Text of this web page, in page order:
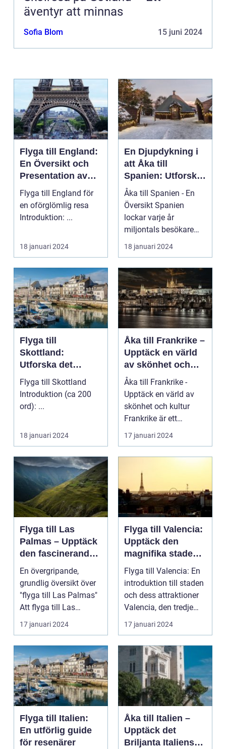
äventyr att minnas
Sofia Blom 15 juni 2024
Flyga till England:
En Översikt och
Presentation av
Resmöjligheter
Flyga till England för
en oförglömlig resa
Introduktion: ...
18 januari 2024
En Djupdykning i
att Åka till
Spanien: Utforska
det
Mångfacetterade
Spanien
Åka till Spanien - En
Översikt Spanien
lockar varje år
miljontals besökare
med sina fantastiska
str...
18 januari 2024
Flyga till
Skottland:
Utforska det
majestätiska
landet
Flyga till Skottland
Introduktion (ca 200
ord): ...
18 januari 2024
Åka till Frankrike –
Upptäck en värld
av skönhet och
kultur
Åka till Frankrike -
Upptäck en värld av
skönhet och kultur
Frankrike är ett
fantastiskt land som
17 januari 2024
Flyga till Las
Palmas – Upptäck
den fascinerande
ögruppen
En övergripande,
grundlig översikt över
"flyga till Las Palmas"
Att flyga till Las
Palmas, beläget ...
17 januari 2024
Flyga till Valencia:
Upptäck den
magnifika staden
med sin rika
historia och kultur
Flyga till Valencia: En
introduktion till staden
och dess attraktioner
Valencia, den tredje
största...
17 januari 2024
Flyga till Italien:
En utförlig guide
för resenärer
Åka till Italien –
Upptäck det
Briljanta Italienska